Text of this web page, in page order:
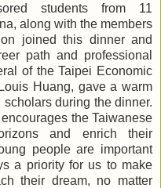
students from 11
along with the members
joined this dinner and
path and professional
of the Taipei Economic
Huang, gave a warm
during the dinner.
the Taiwanese
and enrich their
people are important
a priority for us to make
their dream, no matter